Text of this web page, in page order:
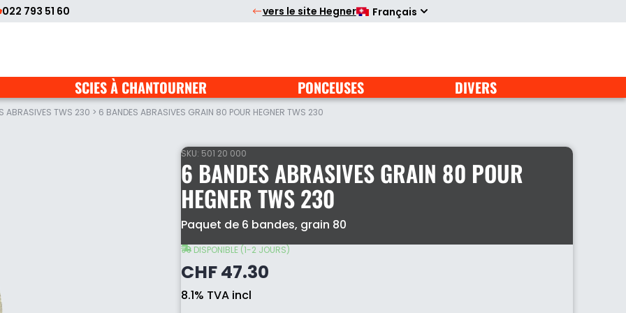
022 793 51 60 vers le site Hegner Français
SCIES À CHANTOURNER PONCEUSES DIVERS
ABRASIVES TWS 230 > 6 BANDES ABRASIVES GRAIN 80 POUR HEGNER TWS 230
SKU: 501 20 000
6 BANDES ABRASIVES GRAIN 80 POUR
HEGNER TWS 230
Paquet de 6 bandes, grain 80
DISPONIBLE (1-2 JOURS)
CHF47.30
8.1% TVA incl
6
abrasives
grain
80
Hegner